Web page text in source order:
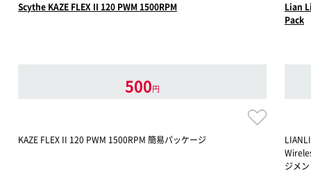
Scythe KAZE FLEX II 120 PWM 1500RPM
500円
KAZE FLEX II 120 PWM 1500RPM 簡易パッケージ
Lian
Pack
ジメ